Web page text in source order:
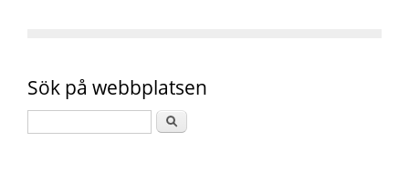
Sök på webbplatsen